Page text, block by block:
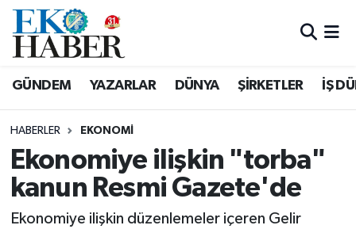
GÜNDEM YAZARLAR DÜNYA ŞİRKETLER İŞ
HABERLER EKONOMI
Ekonomiye ilişkin "torba"
kanun Resmi Gazete'de
Ekonomiye ilişkin düzenlemeler içeren Gelir
Hava Durumu
Tüm Manşetler
Son Dakika Haberleri